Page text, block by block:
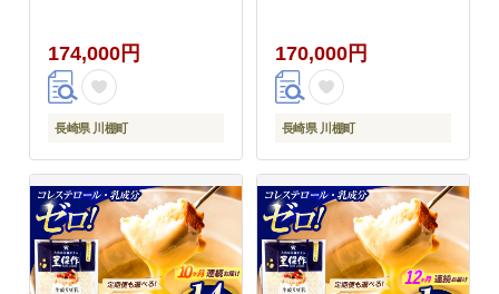
ギー対応 ヘルシー コレ
ステロールゼロ ソイミ
ルク 健康 乳製品不使用
低カロリー パック【大
174,000円
長崎県 川棚町
ギー対応 ヘルシー コレ
ステロールゼロ ソイミ
ルク 健康 乳製品不使用
低カロリー パック【大
170,000円
長崎県 川棚町